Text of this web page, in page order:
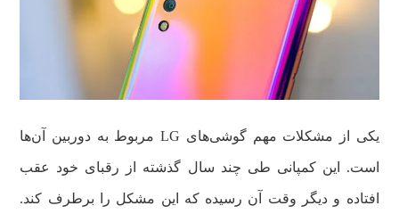
یکی از مشکلات مهم گوشی‌های LG مربوط به دوربین آن‌ها
است. این کمپانی طی چند سال گذشته از رقبای خود عقب
افتاده و دیگر وقت آن رسیده که این مشکل را برطرف کند.